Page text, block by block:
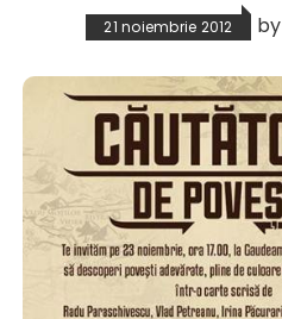
21 noiembrie 2012 by